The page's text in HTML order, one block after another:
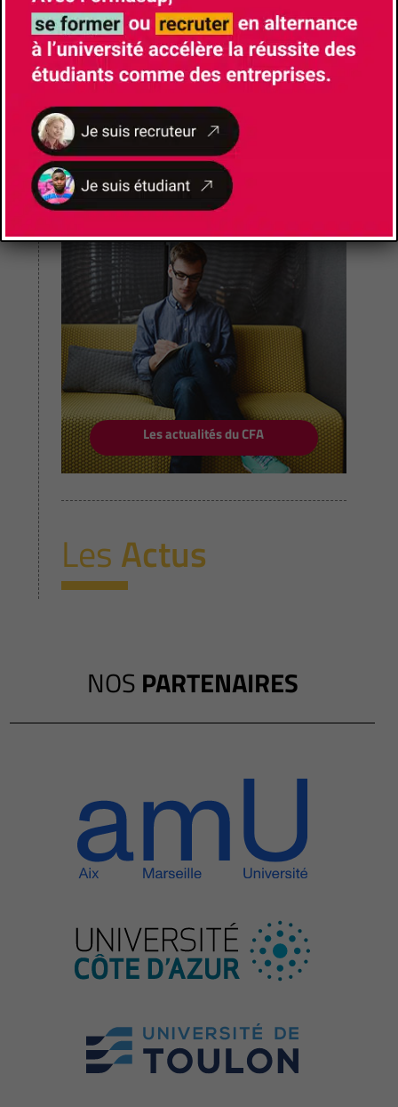
Les actualités du CFA
Les actualités du CFA
LesActus
NOS PARTENAIRES